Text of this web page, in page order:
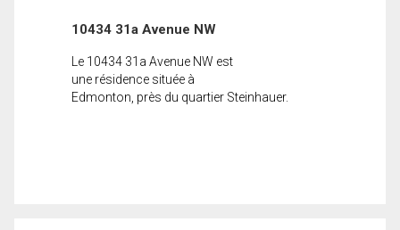
10434 31a Avenue NW
Le 10434 31a Avenue NW est
une résidence située à
Edmonton, près du quartier Steinhauer.